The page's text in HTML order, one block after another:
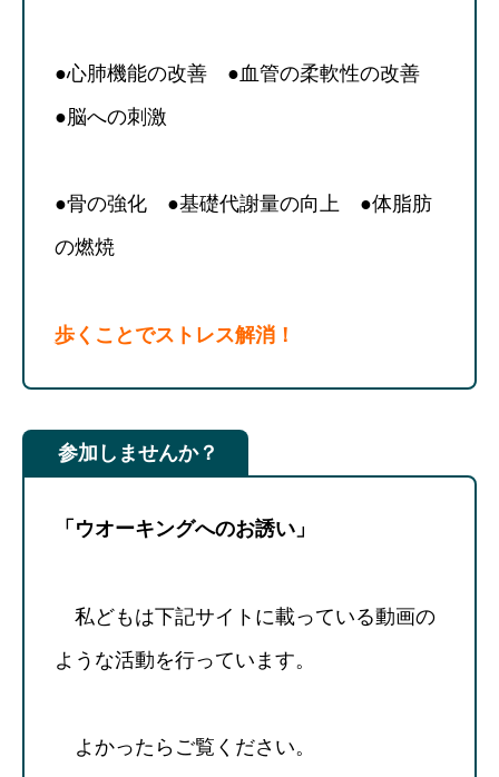
●心肺機能の改善 ●血管の柔軟性の改善
●脳への刺激
●骨の強化 ●基礎代謝量の向上 ●体脂肪
の燃焼
歩くことでストレス解消！
参加しませんか？
「ウオーキングへのお誘い」
私どもは下記サイトに載っている動画の
ような活動を行っています。
よかったらご覧ください。